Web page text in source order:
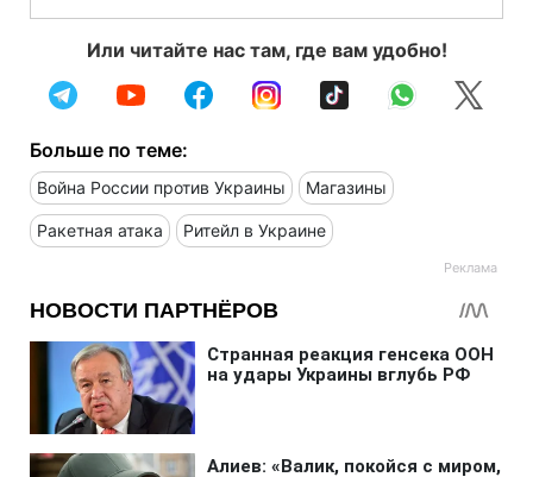
Или читайте нас там, где вам удобно!
Больше по теме:
Война России против Украины Магазины
Ракетная атака Ритейл в Украине